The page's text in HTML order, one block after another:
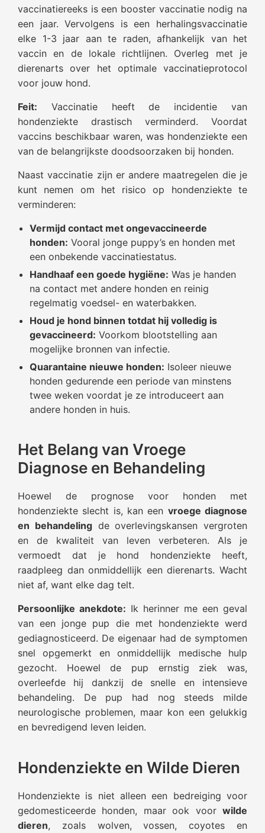
vaccinatiereeks is een booster vaccinatie nodig na
een jaar. Vervolgens is een herhalingsvaccinatie
elke 1-3 jaar aan te raden, afhankelijk van het
vaccin en de lokale richtlijnen. Overleg met je
dierenarts over het optimale vaccinatieprotocol
voor jouw hond.
Feit: Vaccinatie heeft de incidentie van
hondenziekte drastisch verminderd. Voordat
vaccins beschikbaar waren, was hondenziekte een
van de belangrijkste doodsoorzaken bij honden.
Naast vaccinatie zijn er andere maatregelen die je
kunt nemen om het risico op hondenziekte te
verminderen:
Vermijd contact met ongevaccineerde
honden: Vooral jonge puppy’s en honden met
een onbekende vaccinatiestatus.
Handhaaf een goede hygiëne: Was je handen
na contact met andere honden en reinig
regelmatig voedsel- en waterbakken.
Houd je hond binnen totdat hij volledig is
gevaccineerd: Voorkom blootstelling aan
mogelijke bronnen van infectie.
Quarantaine nieuwe honden: Isoleer nieuwe
honden gedurende een periode van minstens
twee weken voordat je ze introduceert aan
andere honden in huis.
Het Belang van Vroege
Diagnose en Behandeling
Hoewel de prognose voor honden met
hondenziekte slecht is, kan een vroege diagnose
en behandelingde overlevingskansen vergroten
en de kwaliteit van leven verbeteren. Als je
vermoedt dat je hond hondenziekte heeft,
raadpleeg dan onmiddellijk een dierenarts. Wacht
niet af, want elke dag telt.
Persoonlijke anekdote: Ik herinner me een geval
van een jonge pup die met hondenziekte werd
gediagnosticeerd. De eigenaar had de symptomen
snel opgemerkt en onmiddellijk medische hulp
gezocht. Hoewel de pup ernstig ziek was,
overleefde hij dankzij de snelle en intensieve
behandeling. De pup had nog steeds milde
neurologische problemen, maar kon een gelukkig
en bevredigend leven leiden.
Hondenziekte en Wilde Dieren
Hondenziekte is niet alleen een bedreiging voor
gedomesticeerde honden, maar ook voor wilde
dieren, zoals wolven, vossen, coyotes en